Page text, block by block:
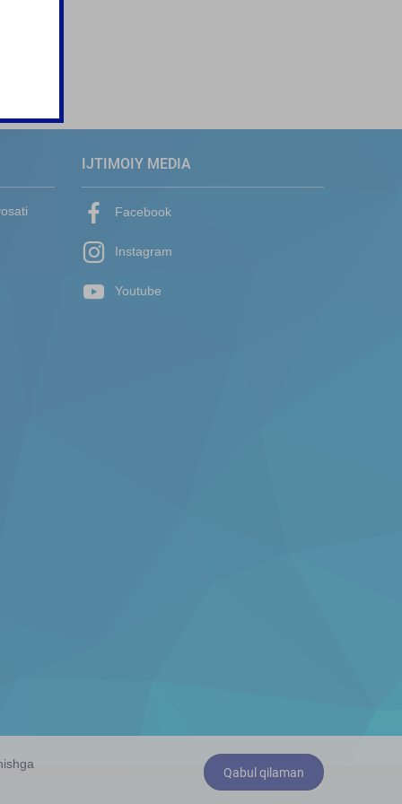
IJTIMOIY MEDIA
Facebook
Instagram
Youtube
Qabul qilaman